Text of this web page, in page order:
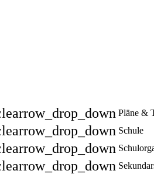
arrow_drop_down Pläne &
arrow_drop_down Schule
arrow_drop_down
arrow_drop_down